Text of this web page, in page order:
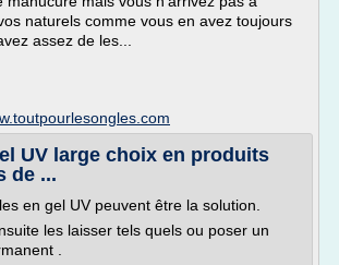
naturels comme vous en avez toujours
assez de les...
UV large choix en produits
de ...
en gel UV peuvent être la solution.
les laisser tels quels ou poser un
.